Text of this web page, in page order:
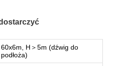
60x6m, H＞5m (dźwig do
podłoża)